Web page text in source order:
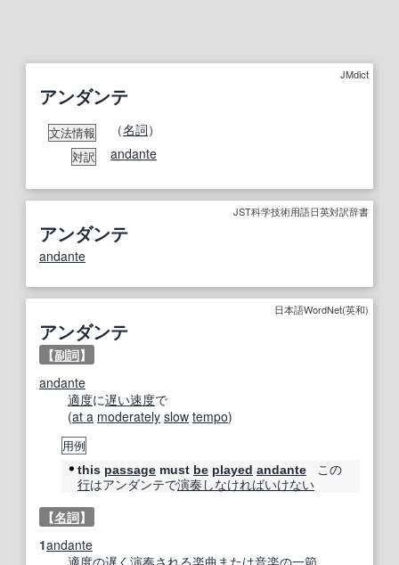
JMdict
アンダンテ
文法情報 （名詞）
対訳 andante
JST科学技術用語日英対訳辞書
アンダンテ
andante
日本語WordNet(英和)
アンダンテ
【副詞】
andante
適度に遅い速度で
(at a moderately slow tempo)
用例
this passage must be played andante
この
行はアンダンテで演奏 しなければいけない
【名詞】
1andante
適度の遅く 演奏される楽曲 または音楽の一節